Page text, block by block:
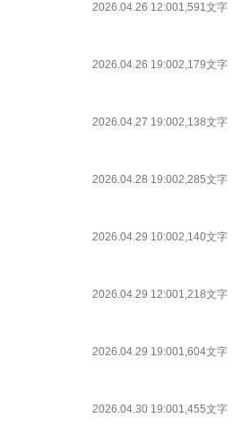
2026.04.26 12:001,591文字
2026.04.26 19:002,179文字
2026.04.27 19:002,138文字
2026.04.28 19:002,285文字
2026.04.29 10:002,140文字
2026.04.29 12:001,218文字
2026.04.29 19:001,604文字
2026.04.30 19:001,455文字